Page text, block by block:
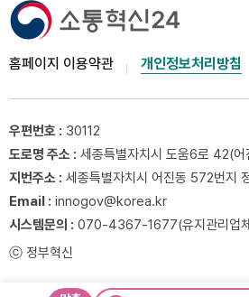
홈페이지 이용약관 개인정보처리방침
우편번호 : 30112
도로명 주소 : 세종특별자치시 도움6로 42(어
지번주소 : 세종특별자치시 어진동 572번지
Email : innogov@korea.kr
시스템문의 : 070-4367-1677(유지관리업
ⓒ 정부혁신